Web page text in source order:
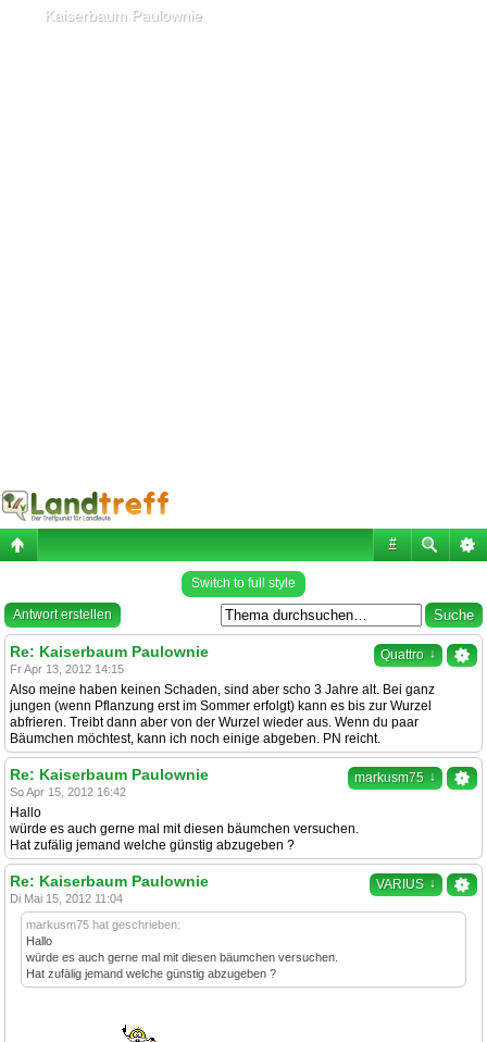
#
Kaiserbaum Paulownie
Switch to full style
Antwort erstellen
Quattro ↓
Re: Kaiserbaum Paulownie
Fr Apr 13, 2012 14:15
Also meine haben keinen Schaden, sind aber scho 3 Jahre alt. Bei ganz
jungen (wenn Pflanzung erst im Sommer erfolgt) kann es bis zur Wurzel
abfrieren. Treibt dann aber von der Wurzel wieder aus. Wenn du paar
Bäumchen möchtest, kann ich noch einige abgeben. PN reicht.
markusm75 ↓
Re: Kaiserbaum Paulownie
So Apr 15, 2012 16:42
Hallo
würde es auch gerne mal mit diesen bäumchen versuchen.
Hat zufälig jemand welche günstig abzugeben ?
VARIUS ↓
Re: Kaiserbaum Paulownie
Di Mai 15, 2012 11:04
markusm75 hat geschrieben:
Hallo
würde es auch gerne mal mit diesen bäumchen versuchen.
Hat zufälig jemand welche günstig abzugeben ?